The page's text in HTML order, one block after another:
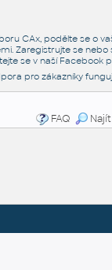
CAx, podělte se o
Zaregistrujte se
se v naší Facebook
pro zákazníky
FAQ
Najít